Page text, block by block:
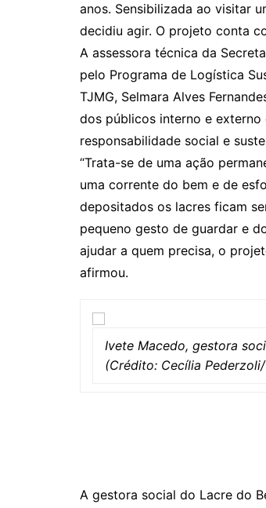
anos. Sensibilizada ao visitar
decidiu agir. O projeto conta
A assessora técnica da
pelo Programa de Logística
TJMG, Selmara Alves
dos públicos interno e externo
responsabilidade social e
“Trata-se de uma ação
uma corrente do bem e de
depositados os lacres ficam
pequeno gesto de guardar e
ajudar a quem precisa, o
afirmou.
Ivete Macedo, gestora
(Crédito: Cecília
A gestora social do Lacre do